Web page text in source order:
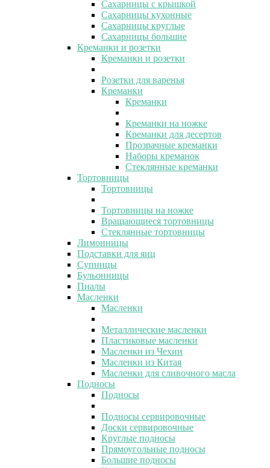
Сахарницы с крышкой
Сахарницы кухонные
Сахарницы круглые
Сахарницы большие
Креманки и розетки
Креманки и розетки
Розетки для варенья
Креманки
Креманки
Креманки на ножке
Креманки для десертов
Прозрачные креманки
Наборы креманок
Стеклянные креманки
Тортовницы
Тортовницы
Тортовницы на ножке
Вращающиеся тортовницы
Стеклянные тортовницы
Лимонницы
Подставки для яиц
Супницы
Бульонницы
Пиалы
Масленки
Масленки
Металлические масленки
Пластиковые масленки
Масленки из Чехии
Масленки из Китая
Масленки для сливочного масла
Подносы
Подносы
Подносы сервировочные
Доски сервировочные
Круглые подносы
Прямоугольные подносы
Большие подносы